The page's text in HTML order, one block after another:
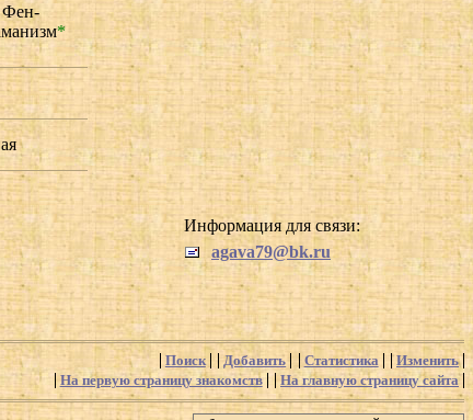
Фен-
*
Информация для связи:
agava79@bk.ru
Поиск Добавить Статистика
Изменить
На первую страницу знакомств
На главную страницу сайта